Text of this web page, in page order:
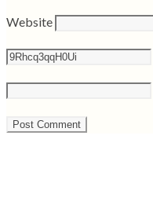
Website